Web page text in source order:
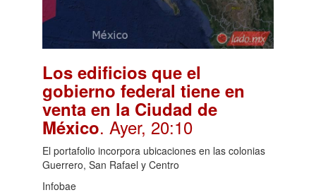
Los edificios que el
gobierno federal tiene en
venta en la Ciudad de
México. Ayer, 20:10
El portafolio incorpora ubicaciones en las colonias
Guerrero, San Rafael y Centro
Infobae